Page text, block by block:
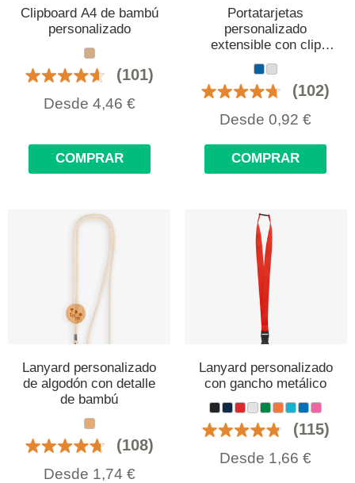
Clipboard A4 de bambú
personalizado
(101)
Desde 4,46 €
COMPRAR
Portatarjetas
personalizado
extensible con clip
metálico
(102)
Desde0,92 €
COMPRAR
Lanyard personalizado
de algodón con detalle
de bambú
(108)
Desde 1,74 €
Lanyard personalizado
con gancho metálico
(115)
Desde 1,66 €